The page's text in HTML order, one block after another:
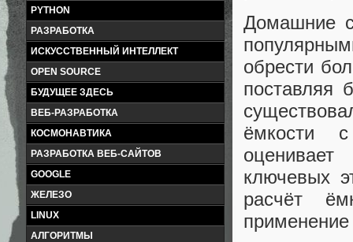
PYTHON
РАЗРАБОТКА
ИСКУССТВЕННЫЙ ИНТЕЛЛЕКТ
OPEN SOURCE
БУДУЩЕЕ ЗДЕСЬ
ВЕБ-РАЗРАБОТКА
КОСМОНАВТИКА
РАЗРАБОТКА ВЕБ-САЙТОВ
GOOGLE
ЖЕЛЕЗО
LINUX
АЛГОРИТМЫ
Домашние
обрести
поставляя
ёмкости
ключевых
расчёт